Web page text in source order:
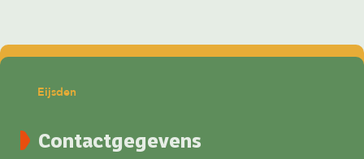
Eijsden
Contactgegevens